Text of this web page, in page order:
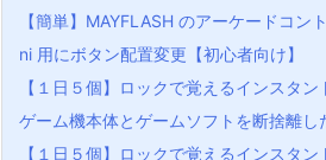
【簡単】MAYFLASH のアーケードコン
ni 用にボタン配置変更【初心者向け】
【１日５個】ロックで覚えるインスタン
ゲーム機本体とゲームソフトを断捨離し
【１日５個】ロックで覚えるインスタン